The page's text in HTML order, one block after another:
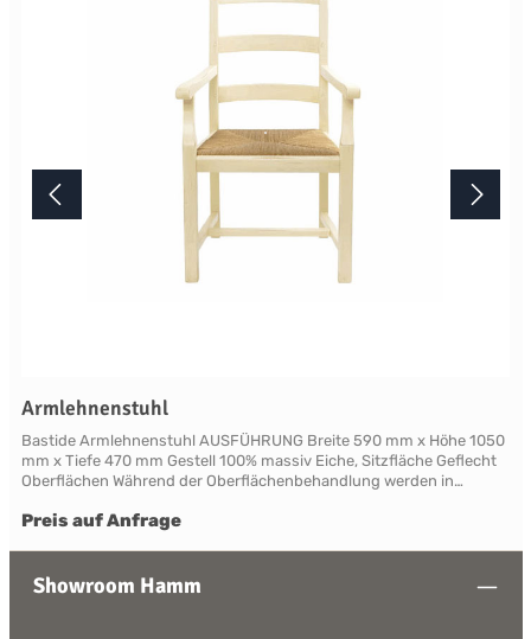
Armlehnenstuhl
Bastide Armlehnenstuhl AUSFÜHRUNG Breite 590 mm x Höhe 1050
mm x Tiefe 470 mm Gestell 100% massiv Eiche, Sitzfläche Geflecht
Oberflächen Während der Oberflächenbehandlung werden in
angewendet, die den Möbeln ein traditionelles, natürlich gealtertes
Charakter einer lebendigen Küche. Lieferbar in den zwei
Preis auf Anfrage
Showroom Hamm